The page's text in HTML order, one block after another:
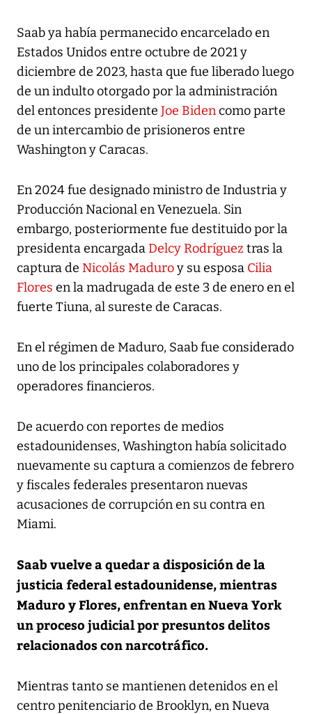
Saab ya había permanecido encarcelado en
Estados Unidos entre octubre de 2021 y
diciembre de 2023, hasta que fue liberado luego
de un indulto otorgado por la administración
del entonces presidente Joe Bidencomo parte
de un intercambio de prisioneros entre
Washington y Caracas.
En 2024 fue designado ministro de Industria y
Producción Nacional en Venezuela. Sin
embargo, posteriormente fue destituido por la
presidenta encargadaDelcy Rodríguez tras la
captura de Nicolás Maduroy su esposa Cilia
Flores en la madrugada de este 3 de enero en el
fuerte Tiuna, al sureste de Caracas.
En el régimen de Maduro, Saab fue considerado
uno de los principales colaboradores y
operadores financieros.
De acuerdo con reportes de medios
estadounidenses, Washington había solicitado
nuevamente su captura a comienzos de febrero
y fiscales federales presentaron nuevas
acusaciones de corrupción en su contra en
Miami.
Saab vuelve a quedar a disposición de la
justicia federal estadounidense, mientras
Maduro y Flores, enfrentan en Nueva York
un proceso judicial por presuntos delitos
relacionados con narcotráfico.
Mientras tanto se mantienen detenidos en el
centro penitenciario de Brooklyn, en Nueva